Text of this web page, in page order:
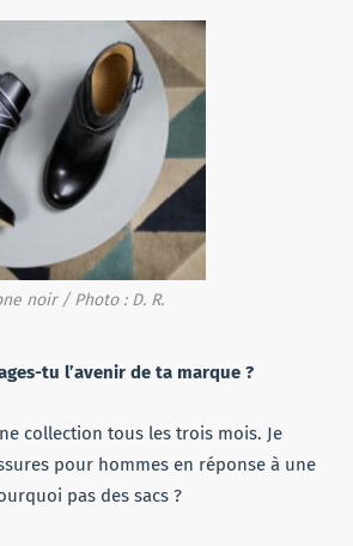
noir / Photo : D. R.
tu l’avenir de ta marque ?
collection tous les trois mois. Je
pour hommes en réponse à une
pas des sacs ?